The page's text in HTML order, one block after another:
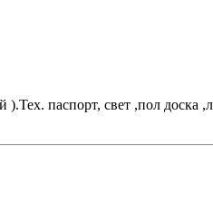
паспорт, свет ,пол доска